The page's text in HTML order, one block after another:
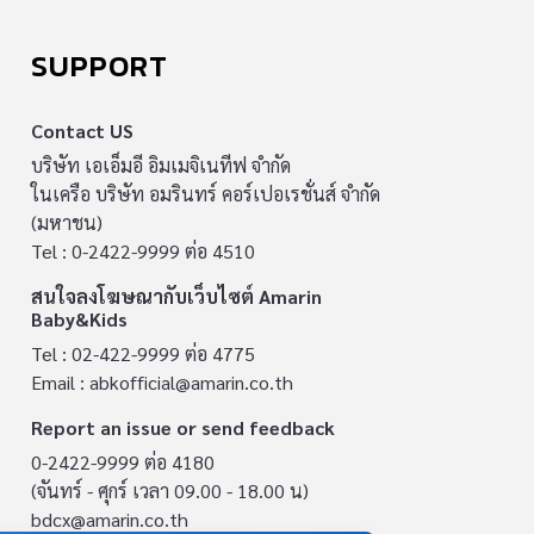
SUPPORT
Contact US
บริษัท เอเอ็มอี อิมเมจิเนทีฟ จำกัด
ในเครือ บริษัท อมรินทร์ คอร์เปอเรชั่นส์ จำกัด
(มหาชน)
Tel : 0-2422-9999 ต่อ 4510
สนใจลงโฆษณากับเว็บไซต์ Amarin
Baby&Kids
Tel : 02-422-9999 ต่อ 4775
Email : abkofficial@amarin.co.th
Report an issue or send feedback
0-2422-9999 ต่อ 4180
(จันทร์ - ศุกร์ เวลา 09.00 - 18.00 น)
bdcx@amarin.co.th